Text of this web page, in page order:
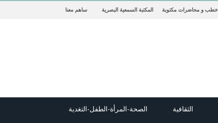
خطب و محاضرات مكتوبة المكتبة السمعية البصرية ساهم معنا
الثقافية الصحة-المرأة-الطفل-التغدية